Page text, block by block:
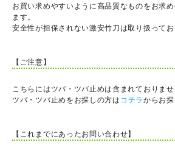
お買い求めやすいように高品質なものをお求
ます。
安全性が担保されない激安竹刀は取り扱ってお
【ご注意】
こちらにはツバ・ツバ止めは含まれておりませ
ツバ・ツバ止めをお探しの方は コチラ からお探
【これまでにあったお問い合わせ】